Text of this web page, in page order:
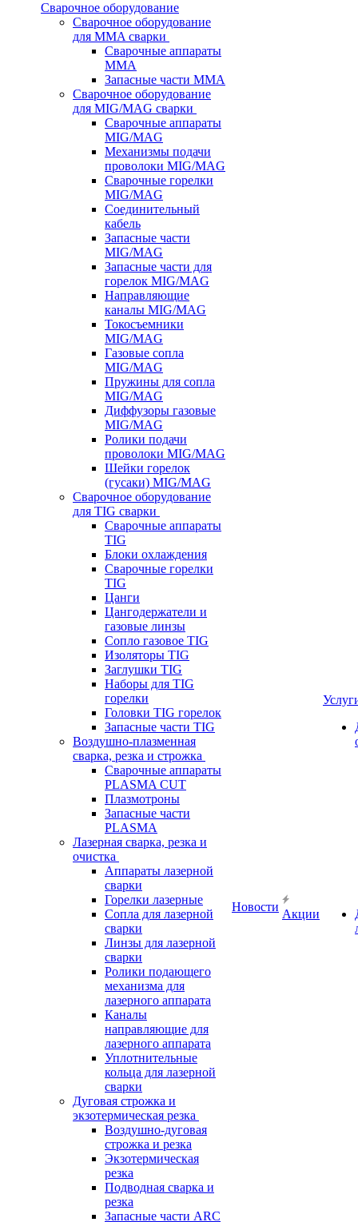
Сварочное оборудование
Сварочное оборудование
для MMA сварки
Сварочные аппараты
MMA
Запасные части MMA
Сварочное оборудование
для MIG/MAG сварки
Сварочные аппараты
MIG/MAG
Механизмы подачи
проволоки MIG/MAG
Сварочные горелки
MIG/MAG
Соединительный
кабель
Запасные части
MIG/MAG
Запасные части для
горелок MIG/MAG
Направляющие
каналы MIG/MAG
Токосъемники
MIG/MAG
Газовые сопла
MIG/MAG
Пружины для сопла
MIG/MAG
Диффузоры газовые
MIG/MAG
Ролики подачи
проволоки MIG/MAG
Шейки горелок
(гусаки) MIG/MAG
Сварочное оборудование
для TIG сварки
Сварочные аппараты
TIG
Блоки охлаждения
Сварочные горелки
TIG
Цанги
Цангодержатели и
газовые линзы
Сопло газовое TIG
Изоляторы TIG
Заглушки TIG
Наборы для TIG
горелки
Головки TIG горелок
Запасные части TIG
Воздушно-плазменная
сварка, резка и строжка
Сварочные аппараты
PLASMA CUT
Плазмотроны
Запасные части
PLASMA
Лазерная сварка, резка и
очистка
Аппараты лазерной
сварки
Горелки лазерные
Сопла для лазерной
сварки
Линзы для лазерной
сварки
Ролики подающего
механизма для
лазерного аппарата
Каналы
направляющие для
лазерного аппарата
Уплотнительные
кольца для лазерной
сварки
Дуговая строжка и
экзотермическая резка
Воздушно-дуговая
строжка и резка
Экзотермическая
резка
Подводная сварка и
резка
Запасные части ARC
Новости
Акции